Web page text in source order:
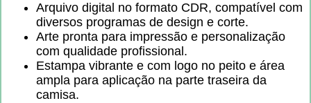
Arquivo digital no formato CDR, compatível com
diversos programas de design e corte.
Arte pronta para impressão e personalização
com qualidade profissional.
Estampa vibrante e com logo no peito e área
ampla para aplicação na parte traseira da
camisa.